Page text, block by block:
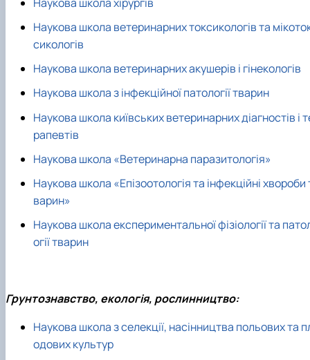
Наукова школа ветеринарних токсикологів та
сикологів
Наукова школа ветеринарних акушерів і гінекологів
Наукова школа з інфекційної патології тварин
Наукова школа київських ветеринарних діагностів і
рапевтів
Наукова школа «Ветеринарна паразитологія»
Наукова школа «Епізоотологія та інфекційні хвороби
варин»
Наукова школа експериментальної фізіології та
огії тварин
Грунтознавство, екологія, рослинництво:
Наукова школа з селекції, насінництва польових та
одових культур